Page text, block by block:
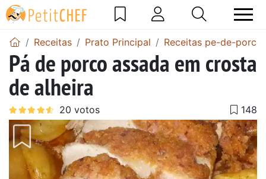
Receitas Prato Principal Receitas pe-de-porco
Pá de porco assada em crosta
de alheira